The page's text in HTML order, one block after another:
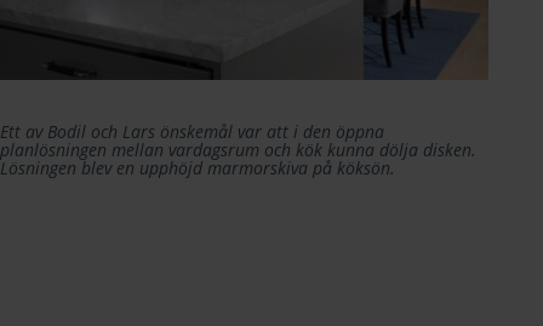
Ett av Bodil och Lars önskemål var att i den öppna
planlösningen mellan vardagsrum och kök kunna dölja disken.
Lösningen blev en upphöjd marmorskiva på köksön.